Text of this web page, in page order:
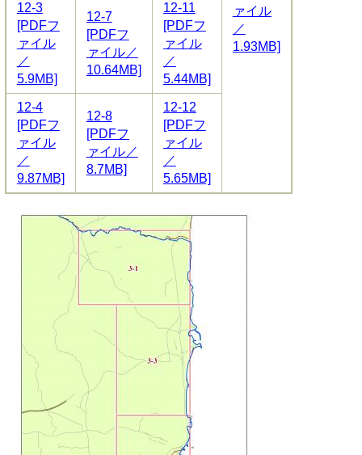
ァイル
／
1.93MB]
12-3
[PDFフ
ァイル
／
5.9MB]
12-7
[PDFフ
ァイル／
10.64MB]
12-11
[PDFフ
ァイル
／
5.44MB]
12-4
[PDFフ
ァイル
／
9.87MB]
12-8
[PDFフ
ァイル／
8.7MB]
12-12
[PDFフ
ァイル
／
5.65MB]